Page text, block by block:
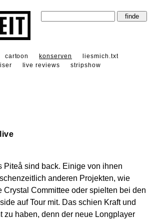
cartoon konserven
liesmich.txt
live reviews
stripshow
Piteå sind back. Einige von ihnen
anderen Projekten, wie
Crystal Committee oder spielten bei den
auf Tour mit. Das schien Kraft und
zu haben, denn der neue Longplayer